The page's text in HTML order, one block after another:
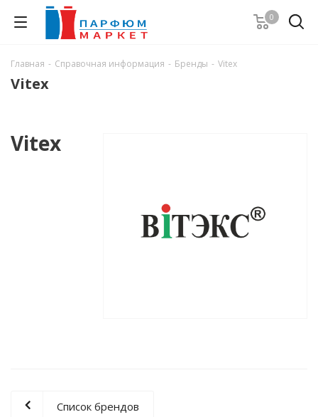
0
Главная - Справочная информация - Бренды - Vitex
Vitex
Vitex
Список брендов